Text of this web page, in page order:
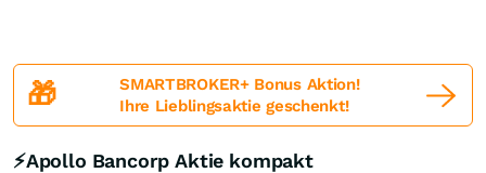
🎁
SMARTBROKER+ Bonus Aktion!
Ihre Lieblingsaktie geschenkt!
⚡Apollo Bancorp Aktie kompakt